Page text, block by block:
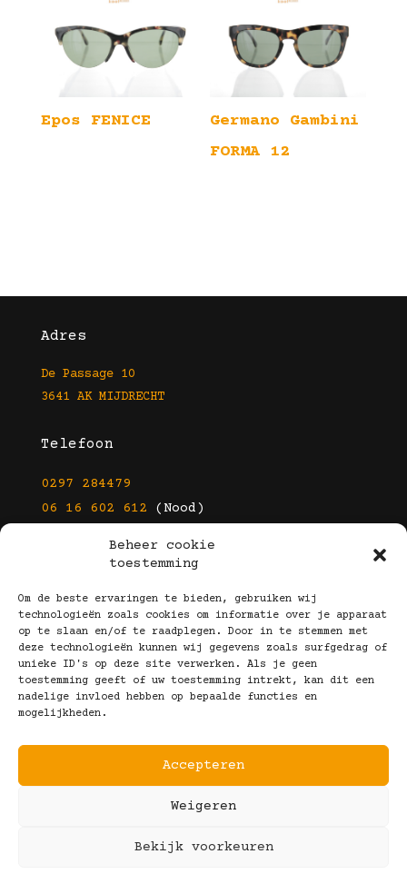
Beheer cookie
toestemming
Om de beste ervaringen te bieden, gebruiken wij
technologieën zoals cookies om informatie over je apparaat
op te slaan en/of te raadplegen. Door in te stemmen met
deze technologieën kunnen wij gegevens zoals surfgedrag of
unieke ID's op deze site verwerken. Als je geen
toestemming geeft of uw toestemming intrekt, kan dit een
nadelige invloed hebben op bepaalde functies en
mogelijkheden.
Accepteren
Weigeren
Bekijk voorkeuren
Epos FENICE
Germano Gambini
FORMA 12
Adres
De Passage 10
3641 AK MIJDRECHT
Telefoon
0297 284479
06 16 602 612 (Nood)
info@kootbrillen.nl
Volg Ons!
Copyright © 2025 Koot Brillen
Algemene Voorwaarden